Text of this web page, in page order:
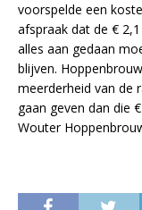
voorspelde een
afspraak dat de €
alles aan gedaan
blijven.
meerderheid van de
gaan geven dan die
Wouter